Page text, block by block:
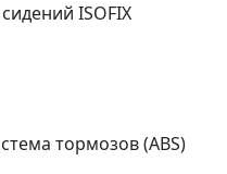
ISOFIX
тормозов (ABS)